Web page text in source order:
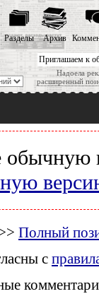
Приглашаем к
Надоела
расширенный
Разделы Архив
обычную
Полный
с